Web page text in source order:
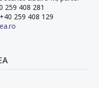
259 408 281
259 408 129